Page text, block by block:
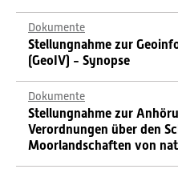
Dokumente
Stellungnahme zur
(GeoIV) - Synopse
Dokumente
Stellungnahme zur
Verordnungen über den
Moorlandschaften von